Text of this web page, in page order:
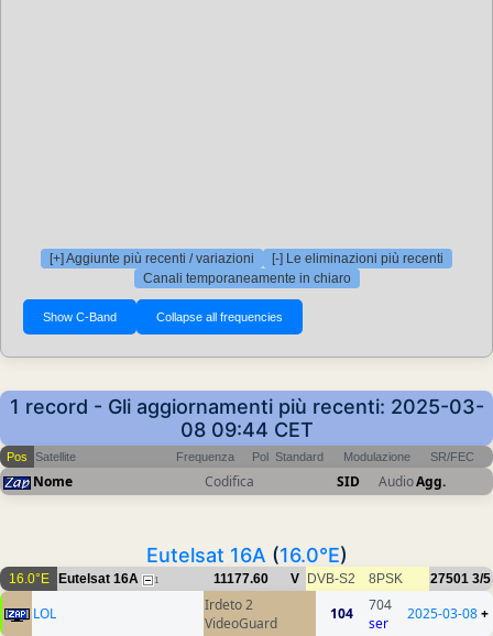
[+] Aggiunte più recenti / variazioni
[-] Le eliminazioni più recenti
Canali temporaneamente in chiaro
1 record - Gli aggiornamenti più recenti: 2025-03-
08 09:44 CET
Pos Satellite Frequenza Pol Standard Modulazione SR/FEC
Nome Codifica SID AudioAgg.
Eutelsat 16A (16.0°E)
16.0°E Eutelsat 16A 1 11177.60 V DVB-S2 8PSK 27501 3/5
LOL
Irdeto 2
VideoGuard
104
704
ser
2025-03-08+